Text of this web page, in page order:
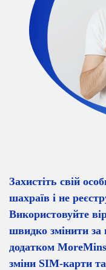
Захистіть свій
шахраїв і не
Використовуйте
швидко змінити за
додатком
зміни SIM-карти